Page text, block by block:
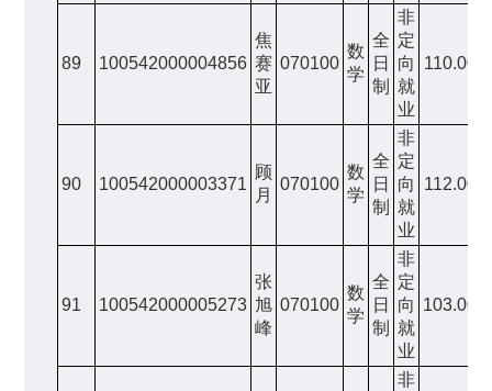
89 100542000004856
焦
赛
亚
070100
数
学
全
日
制
非
定
向
就
业
110.00
90 100542000003371
顾
月
070100
数
学
全
日
制
非
定
向
就
业
112.00
91 100542000005273
张
旭
峰
070100
数
学
全
日
制
非
定
向
就
业
103.00
非